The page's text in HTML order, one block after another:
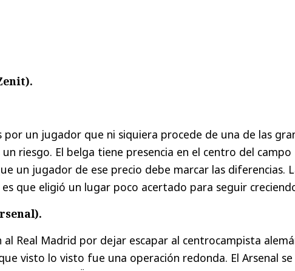
por un jugador que ni siquiera procede de una de las
riesgo. El belga tiene presencia en el centro del campo
un jugador de ese precio debe marcar las diferencias.
es que eligió un lugar poco acertado para seguir
al Real Madrid por dejar escapar al centrocampista
visto lo visto fue una operación redonda. El Arsenal se